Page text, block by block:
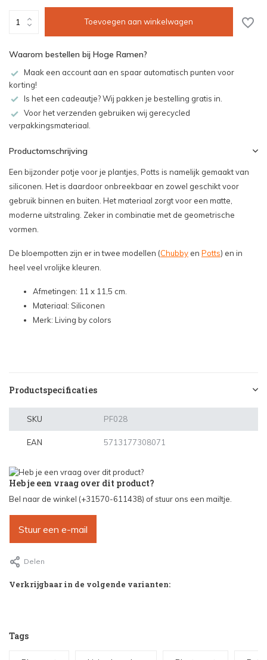
Toevoegen aan winkelwagen
Waarom bestellen bij Hoge Ramen?
Maak een account aan en spaar automatisch punten voor
korting!
Is het een cadeautje? Wij pakken je bestelling gratis in.
Voor het verzenden gebruiken wij gerecycled
verpakkingsmateriaal.
Productomschrijving
Een bijzonder potje voor je plantjes, Potts is namelijk gemaakt van
siliconen. Het is daardoor onbreekbaar en zowel geschikt voor
gebruik binnen en buiten. Het materiaal zorgt voor een matte,
moderne uitstraling. Zeker in combinatie met de geometrische
vormen.
De bloempotten zijn er in twee modellen (Chubby en Potts) en in
heel veel vrolijke kleuren.
Afmetingen: 11 x 11,5 cm.
Materiaal: Siliconen
Merk: Living by colors
Productspecificaties
SKU PF028
EAN 5713177308071
Heb je een vraag over dit product?
Bel naar de winkel (+31570-611438) of stuur ons een mailtje.
Stuur een e-mail
Delen
Verkrijgbaar in de volgende varianten:
Tags